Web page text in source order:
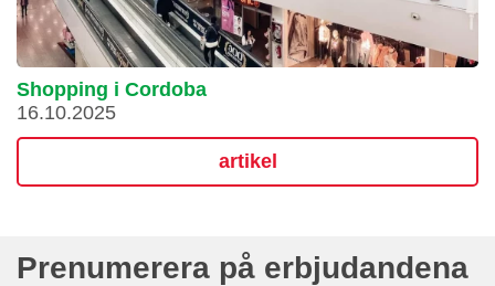
Shopping i Cordoba
16.10.2025
artikel
Prenumerera på erbjudandena